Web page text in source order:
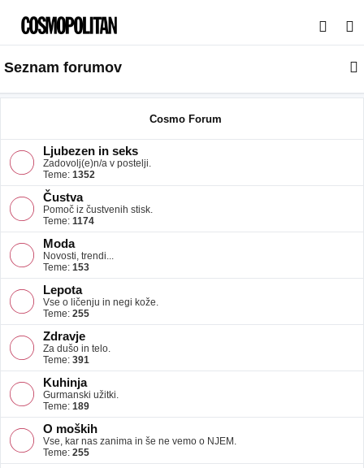
s
a
Seznam forumov
Cosmo Forum
Ljubezen in seks
Zadovolj(e)n/a v postelji.
Teme: 1352
Čustva
Pomoč iz čustvenih stisk.
Teme: 1174
Moda
Novosti, trendi...
Teme: 153
Lepota
Vse o ličenju in negi kože.
Teme: 255
Zdravje
Za dušo in telo.
Teme: 391
Kuhinja
Gurmanski užitki.
Teme: 189
O moških
Vse, kar nas zanima in še ne vemo o NJEM.
Teme: 255